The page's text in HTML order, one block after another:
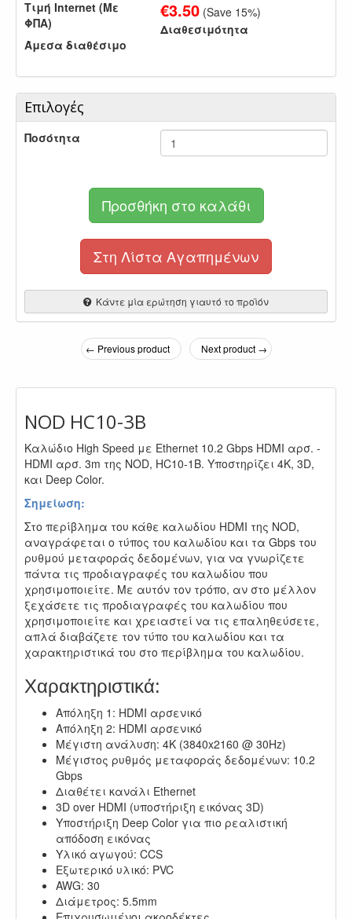
Τιμή Internet (Με
ΦΠΑ)
€3.50 (Save 15%)
Διαθεσιμότητα
Άμεσα διαθέσιμο
Επιλογές
Ποσότητα
Προσθήκη στο καλάθι
Στη Λίστα Αγαπημένων
Κάντε μία ερώτηση γιαυτό το προϊόν
← Previous product Next product →
NOD HC10-3B
Καλώδιο High Speed με Ethernet 10.2 Gbps HDMI αρσ. -
HDMI αρσ. 3m της NOD, HC10-1B. Υποστηρίζει 4K, 3D,
και Deep Color.
Σημείωση:
Στο περίβλημα του κάθε καλωδίου HDMI της NOD,
αναγράφεται ο τύπος του καλωδίου και τα Gbps του
ρυθμού μεταφοράς δεδομένων, για να γνωρίζετε
πάντα τις προδιαγραφές του καλωδίου που
χρησιμοποιείτε. Με αυτόν τον τρόπο, αν στο μέλλον
ξεχάσετε τις προδιαγραφές του καλωδίου που
χρησιμοποιείτε και χρειαστεί να τις επαληθεύσετε,
απλά διαβάζετε τον τύπο του καλωδίου και τα
χαρακτηριστικά του στο περίβλημα του καλωδίου.
Χαρακτηριστικά:
Απόληξη 1: HDMI αρσενικό
Απόληξη 2: HDMI αρσενικό
Μέγιστη ανάλυση: 4K (3840x2160 @ 30Hz)
Μέγιστος ρυθμός μεταφοράς δεδομένων: 10.2
Gbps
Διαθέτει κανάλι Ethernet
3D over HDMI (υποστήριξη εικόνας 3D)
Υποστήριξη Deep Color για πιο ρεαλιστική
απόδοση εικόνας
Υλικό αγωγού: CCS
Εξωτερικό υλικό: PVC
AWG: 30
Διάμετρος: 5.5mm